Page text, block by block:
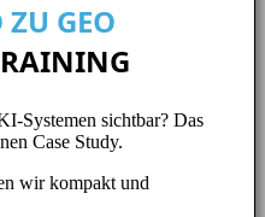
GEO
Systemen sichtbar? Das
Case Study.
wir kompakt und